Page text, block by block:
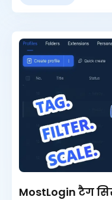
MostLogin टैग